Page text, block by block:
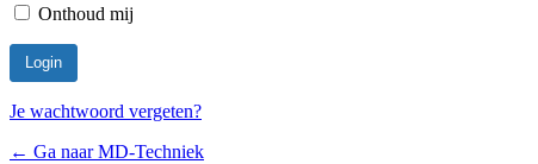
Onthoud mij
Je wachtwoord vergeten?
← Ga naar MD-Techniek